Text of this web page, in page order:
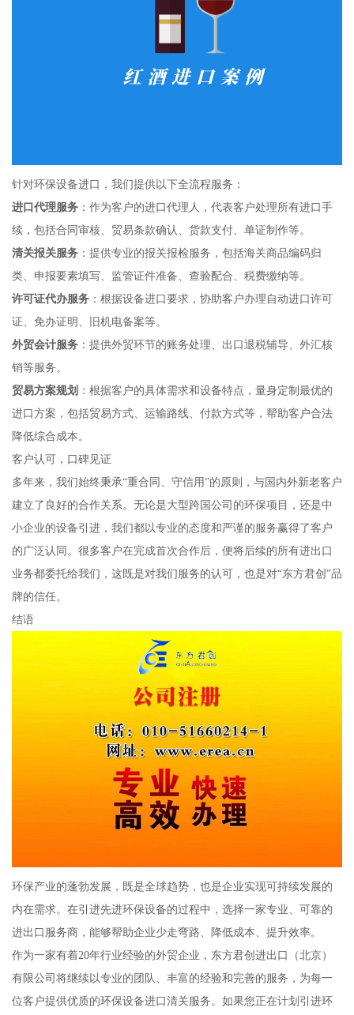
针对环保设备进口，我们提供以下全流程服务：
进口代理服务：作为客户的进口代理人，代表客户处理所有进口手
续，包括合同审核、贸易条款确认、货款支付、单证制作等。
清关报关服务：提供专业的报关报检服务，包括海关商品编码归
类、申报要素填写、监管证件准备、查验配合、税费缴纳等。
许可证代办服务：根据设备进口要求，协助客户办理自动进口许可
证、免办证明、旧机电备案等。
外贸会计服务：提供外贸环节的账务处理、出口退税辅导、外汇核
销等服务。
贸易方案规划 ：根据客户的具体需求和设备特点，量身定制最优的
进口方案，包括贸易方式、运输路线、付款方式等，帮助客户合法
降低综合成本。
客户认可，口碑见证
多年来，我们始终秉承“重合同、守信用”的原则，与国内外新老客户
建立了良好的合作关系。无论是大型跨国公司的环保项目，还是中
小企业的设备引进，我们都以专业的态度和严谨的服务赢得了客户
的广泛认同。很多客户在完成首次合作后，便将后续的所有进出口
业务都委托给我们，这既是对我们服务的认可，也是对“东方君创”品
牌的信任。
结语
环保产业的蓬勃发展，既是全球趋势，也是企业实现可持续发展的
内在需求。在引进先进环保设备的过程中，选择一家专业、可靠的
进出口服务商，能够帮助企业少走弯路、降低成本、提升效率。
作为一家有着20年行业经验的外贸企业，东方君创进出口（北京）
有限公司将继续以专业的团队、丰富的经验和完善的服务，为每一
位客户提供优质的环保设备进口清关服务。如果您正在计划引进环